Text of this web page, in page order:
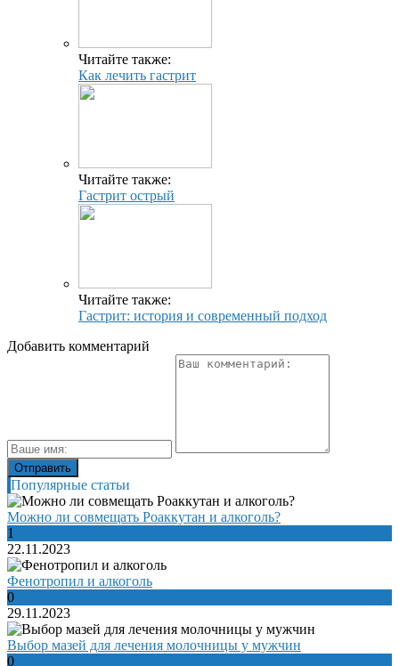
Читайте также:
Как лечить гастрит
Читайте также:
Гастрит острый
Читайте также:
Гастрит: история и современный подход
Добавить комментарий
Популярные статьи
Можно ли совмещать Роаккутан и алкоголь?
1
22.11.2023
Фенотропил и алкоголь
0
29.11.2023
Выбор мазей для лечения молочницы у мужчин
0